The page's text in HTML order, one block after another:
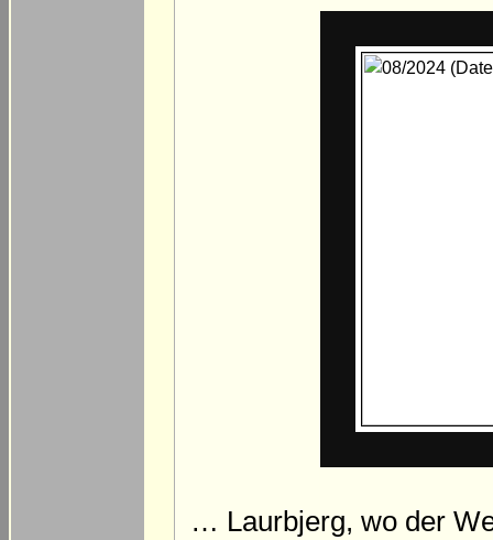
… Laurbjerg, wo der